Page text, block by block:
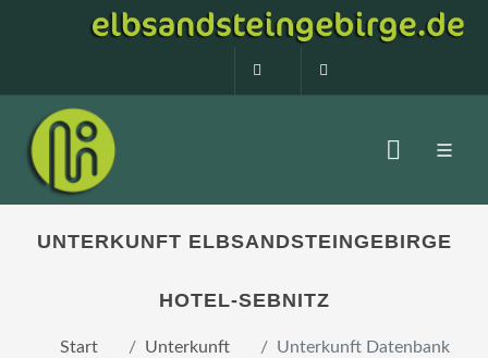
0160 99873408
UNTERKUNFT ELBSANDSTEINGEBIRGE
HOTEL-SEBNITZ
Start Unterkunft Unterkunft Datenbank